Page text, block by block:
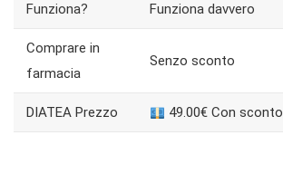
Funziona? Funziona davvero
Comprare in
farmacia
Senzo sconto
DIATEA Prezzo 49.00€ Con sconto